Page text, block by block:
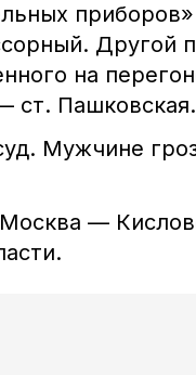
приборов»
Другой
на
ст. Пашковская.
Мужчине
—